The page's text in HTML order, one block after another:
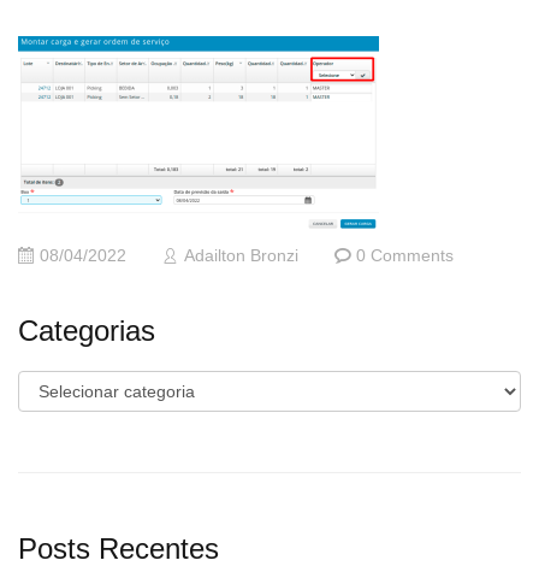
08/04/2022 Adailton Bronzi 0 Comments
Categorias
Categorias
Posts Recentes